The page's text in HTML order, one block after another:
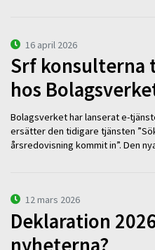
16 april 2026
Srf konsulterna
hos
Bolagsverket har lanserat e-
ersätter den tidigare tjänsten
årsredovisning kommit in”. Den
12 mars 2026
Deklaration